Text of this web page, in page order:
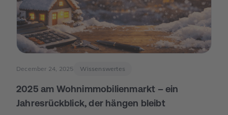
December 24, 2025 Wissenswertes
2025 am Wohnimmobilienmarkt – ein
Jahresrückblick, der hängen bleibt